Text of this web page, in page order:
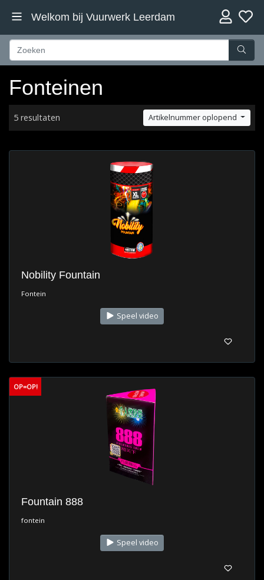
Welkom bij Vuurwerk Leerdam
Fonteinen
5 resultaten Artikelnummer oplopend
Nobility Fountain
Fontein
Speel video
OP=OP!
Fountain 888
fontein
Speel video